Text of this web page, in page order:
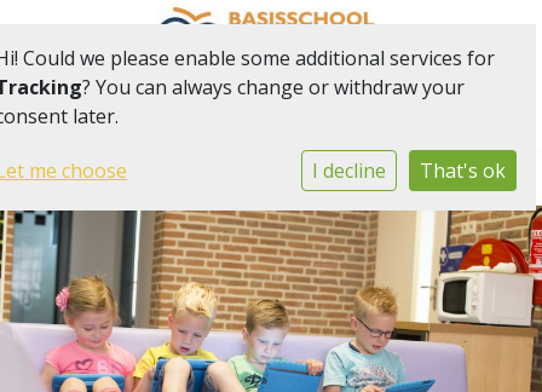
Could we please enable some additional services for
? You can always change or withdraw your
later.
me choose I decline That's ok